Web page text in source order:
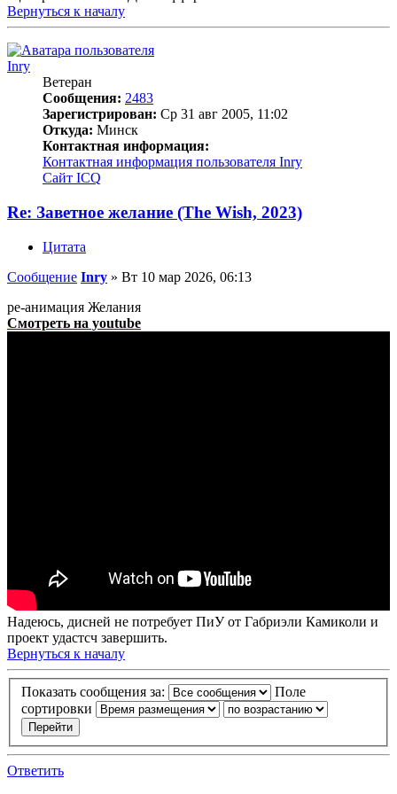
Вернуться к началу
Inry
Ветеран
Сообщения: 2483
Зарегистрирован: Ср 31 авг 2005, 11:02
Откуда: Минск
Контактная информация:
Контактная информация пользователя Inry
Сайт ICQ
Re: Заветное желание (The Wish, 2023)
Цитата
Сообщение Inry » Вт 10 мар 2026, 06:13
ре-анимация Желания
Смотреть на youtube
Надеюсь, дисней не потребует ПиУ от Габриэли Камиколи и
проект удастсч завершить.
Вернуться к началу
Показать сообщения за:
Поле
сортировки
Ответить